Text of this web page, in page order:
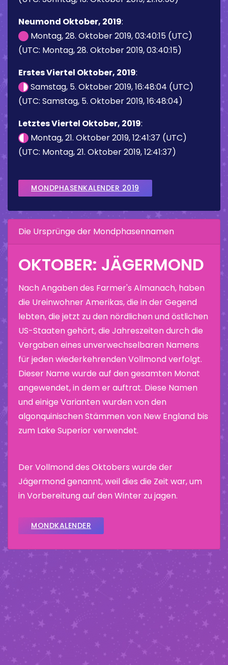
Neumond Oktober, 2019:
Montag, 28. Oktober 2019, 03:40:15 (UTC)
(UTC: Montag, 28. Oktober 2019, 03:40:15)
Erstes Viertel Oktober, 2019:
Samstag, 5. Oktober 2019, 16:48:04 (UTC)
(UTC: Samstag, 5. Oktober 2019, 16:48:04)
Letztes Viertel Oktober, 2019:
Montag, 21. Oktober 2019, 12:41:37 (UTC)
(UTC: Montag, 21. Oktober 2019, 12:41:37)
MONDPHASENKALENDER 2019
Die Ursprünge der Mondphasennamen
OKTOBER: JÄGERMOND
Nach Angaben des Farmer's Almanach, haben
die Ureinwohner Amerikas, die in der Gegend
lebten, die jetzt zu den nördlichen und östlichen
US-Staaten gehört, die Jahreszeiten durch die
Vergaben eines unverwechselbaren Namens
für jeden wiederkehrenden Vollmond verfolgt.
Dieser Name wurde auf den gesamten Monat
angewendet, in dem er auftrat. Diese Namen
und einige Varianten wurden von den
algonquinischen Stämmen von New England bis
zum Lake Superior verwendet.
Der Vollmond des Oktobers wurde der
Jägermond genannt, weil dies die Zeit war, um
in Vorbereitung auf den Winter zu jagen.
MONDKALENDER